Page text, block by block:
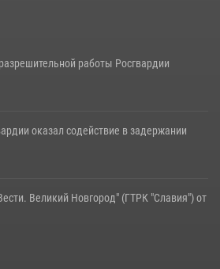
работы Росгвардии
оказал содействие в задержании
Великий Новгород" (ГТРК "Славия") от